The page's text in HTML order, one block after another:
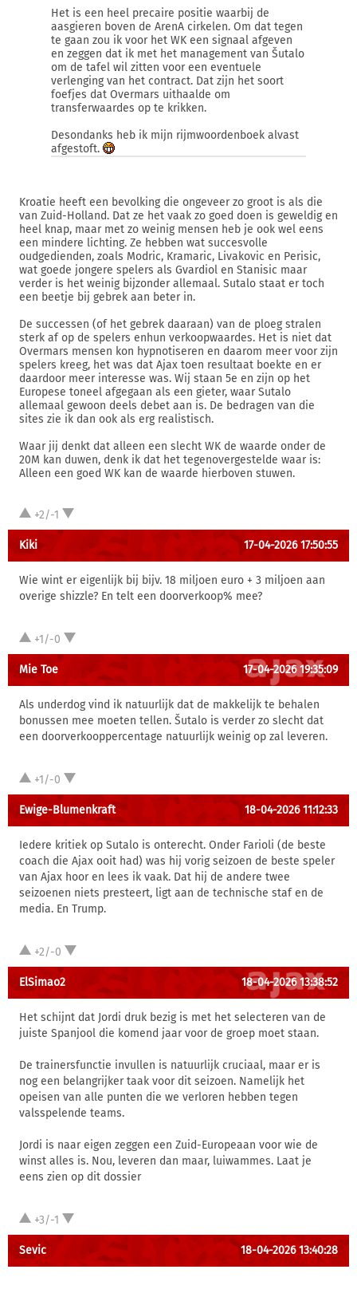
Het is een heel precaire positie waarbij de
aasgieren boven de ArenA cirkelen. Om dat tegen
te gaan zou ik voor het WK een signaal afgeven
en zeggen dat ik met het management van Šutalo
om de tafel wil zitten voor een eventuele
verlenging van het contract. Dat zijn het soort
foefjes dat Overmars uithaalde om
transferwaardes op te krikken.
Desondanks heb ik mijn rijmwoordenboek alvast
afgestoft.
Kroatie heeft een bevolking die ongeveer zo groot is als die
van Zuid-Holland. Dat ze het vaak zo goed doen is geweldig en
heel knap, maar met zo weinig mensen heb je ook wel eens
een mindere lichting. Ze hebben wat succesvolle
oudgedienden, zoals Modric, Kramaric, Livakovic en Perisic,
wat goede jongere spelers als Gvardiol en Stanisic maar
verder is het weinig bijzonder allemaal. Sutalo staat er toch
een beetje bij gebrek aan beter in.
De successen (of het gebrek daaraan) van de ploeg stralen
sterk af op de spelers enhun verkoopwaardes. Het is niet dat
Overmars mensen kon hypnotiseren en daarom meer voor zijn
spelers kreeg, het was dat Ajax toen resultaat boekte en er
daardoor meer interesse was. Wij staan 5e en zijn op het
Europese toneel afgegaan als een gieter, waar Sutalo
allemaal gewoon deels debet aan is. De bedragen van die
sites zie ik dan ook als erg realistisch.
Waar jij denkt dat alleen een slecht WK de waarde onder de
20M kan duwen, denk ik dat het tegenovergestelde waar is:
Alleen een goed WK kan de waarde hierboven stuwen.
+2/-1
Kiki 17-04-2026 17:50:55
Wie wint er eigenlijk bij bijv. 18 miljoen euro + 3 miljoen aan
overige shizzle? En telt een doorverkoop% mee?
+1/-0
Mie Toe 17-04-2026 19:35:09
Als underdog vind ik natuurlijk dat de makkelijk te behalen
bonussen mee moeten tellen. Šutalo is verder zo slecht dat
een doorverkooppercentage natuurlijk weinig op zal leveren.
+1/-0
Ewige-Blumenkraft 18-04-2026 11:12:33
Iedere kritiek op Sutalo is onterecht. Onder Farioli (de beste
coach die Ajax ooit had) was hij vorig seizoen de beste speler
van Ajax hoor en lees ik vaak. Dat hij de andere twee
seizoenen niets presteert, ligt aan de technische staf en de
media. En Trump.
+2/-0
ElSimao2 18-04-2026 13:38:52
Het schijnt dat Jordi druk bezig is met het selecteren van de
juiste Spanjool die komend jaar voor de groep moet staan.
De trainersfunctie invullen is natuurlijk cruciaal, maar er is
nog een belangrijker taak voor dit seizoen. Namelijk het
opeisen van alle punten die we verloren hebben tegen
valsspelende teams.
Jordi is naar eigen zeggen een Zuid-Europeaan voor wie de
winst alles is. Nou, leveren dan maar, luiwammes. Laat je
eens zien op dit dossier
+3/-1
Sevic 18-04-2026 13:40:28